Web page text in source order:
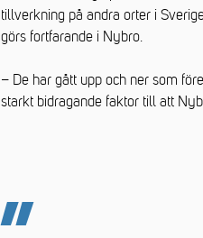
tillverkning på andra orter i
görs fortfarande i Nybro.
– De har gått upp och ner som
starkt bidragande faktor till att